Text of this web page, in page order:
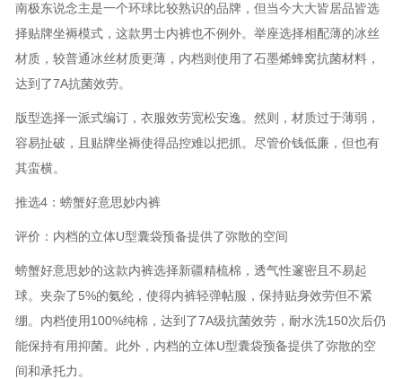
南极东说念主是一个环球比较熟识的品牌，但当今大大皆居品皆选
择贴牌坐褥模式，这款男士内裤也不例外。举座选择相配薄的冰丝
材质，较普通冰丝材质更薄，内档则使用了石墨烯蜂窝抗菌材料，
达到了7A抗菌效劳。
版型选择一派式编订，衣服效劳宽松安逸。然则，材质过于薄弱，
容易扯破，且贴牌坐褥使得品控难以把抓。尽管价钱低廉，但也有
其蛮横。
推选4：螃蟹好意思妙内裤
评价：内档的立体U型囊袋预备提供了弥散的空间
螃蟹好意思妙的这款内裤选择新疆精梳棉，透气性邃密且不易起
球。夹杂了5%的氨纶，使得内裤轻弹帖服，保持贴身效劳但不紧
绷。内档使用100%纯棉，达到了7A级抗菌效劳，耐水洗150次后仍
能保持有用抑菌。此外，内档的立体U型囊袋预备提供了弥散的空
间和承托力。